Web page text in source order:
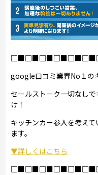
google口コミ業界No１の
セールストーク一切なし
け！
キッチンカー参入を考え
ます。
▼詳しくはこちら